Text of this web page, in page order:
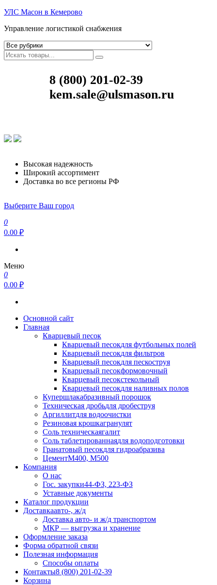
УЛС Масон в Кемерово
Управление логистикой снабжения
8 (800) 201-02-39
kem.sale@ulsmason.ru
Высокая надежность
Широкий ассортимент
Доставка во все регионы РФ
Выберите Ваш город
0
0.00 ₽
Меню
0
0.00 ₽
Основной сайт
Главная
Кварцевый песок
Кварцевый песокдля футбольных полей
Кварцевый песокдля фильтров
Кварцевый песокдля пескоструя
Кварцевый песокформовочный
Кварцевый песокстекольный
Кварцевый песокдля наливных полов
Купершлакабразивный порошок
Техническая дробьдля дробеструя
Аргиллитдля водоочистки
Резиновая крошкагранулят
Соль техническаягалит
Соль таблетированнаядля водоподготовки
Гранатовый песокдля гидроабразива
ЦементМ400, М500
Компания
О нас
Гос. закупки44-ФЗ, 223-ФЗ
Уставные документы
Каталог продукции
Доставкаавто-, ж/д
Доставка авто- и ж/д транспортом
МКР — выгрузка и хранение
Оформление заказа
Форма обратной связи
Полезная информация
Способы оплаты
Контакты8 (800) 201-02-39
Корзина